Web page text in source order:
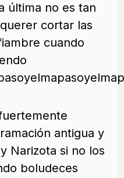
última no es tan
cortar las
cuando
antigua y
Narizota si no los
boludeces